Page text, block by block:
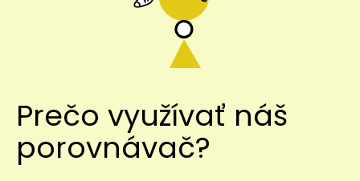
Prečo využívať náš
porovnávač?